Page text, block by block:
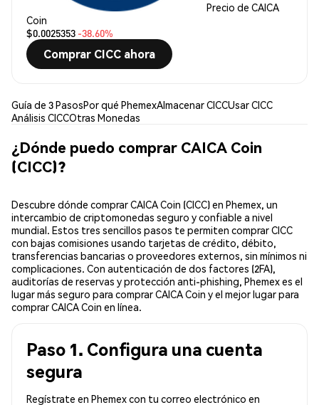
Precio de CAICA
Coin
$0.0025353 -38.60%
Comprar CICC ahora
Guía de 3 PasosPor qué PhemexAlmacenar CICCUsar CICC
Análisis CICCOtras Monedas
¿Dónde puedo comprar CAICA Coin
(CICC)?
Descubre dónde comprar CAICA Coin (CICC) en Phemex, un
intercambio de criptomonedas seguro y confiable a nivel
mundial. Estos tres sencillos pasos te permiten comprar CICC
con bajas comisiones usando tarjetas de crédito, débito,
transferencias bancarias o proveedores externos, sin mínimos ni
complicaciones. Con autenticación de dos factores (2FA),
auditorías de reservas y protección anti-phishing, Phemex es el
lugar más seguro para comprar CAICA Coin y el mejor lugar para
comprar CAICA Coin en línea.
Paso 1. Configura una cuenta
segura
Regístrate en Phemex con tu correo electrónico en